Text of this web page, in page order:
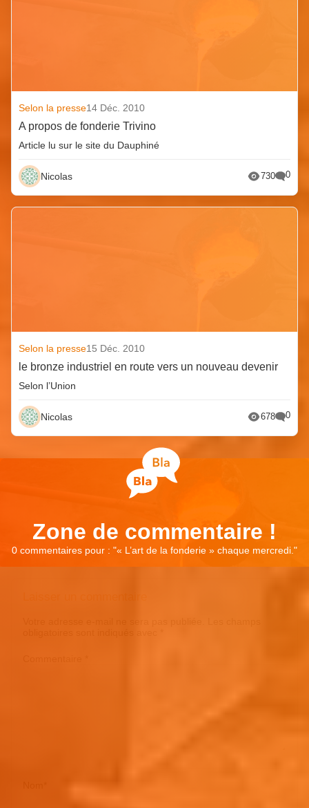
Selon la presse14 Déc. 2010
A propos de fonderie Trivino
Article lu sur le site du Dauphiné
Nicolas 730 0
Selon la presse15 Déc. 2010
le bronze industriel en route vers un nouveau devenir
Selon l’Union
Nicolas 678 0
Zone de commentaire !
0 commentaires pour : "« L’art de la fonderie » chaque mercredi. "